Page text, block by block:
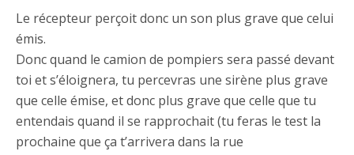
Le récepteur perçoit donc un son plus grave que celui
émis.
Donc quand le camion de pompiers sera passé devant
toi et s’éloignera, tu percevras une sirène plus grave
que celle émise, et donc plus grave que celle que tu
entendais quand il se rapprochait (tu feras le test la
prochaine que ça t’arrivera dans la rue